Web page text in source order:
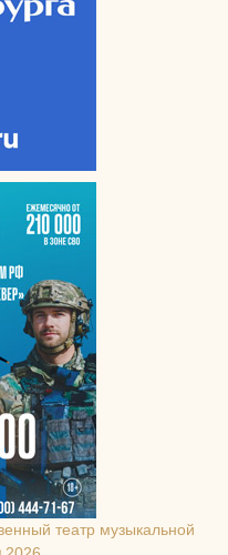
театр музыкальной